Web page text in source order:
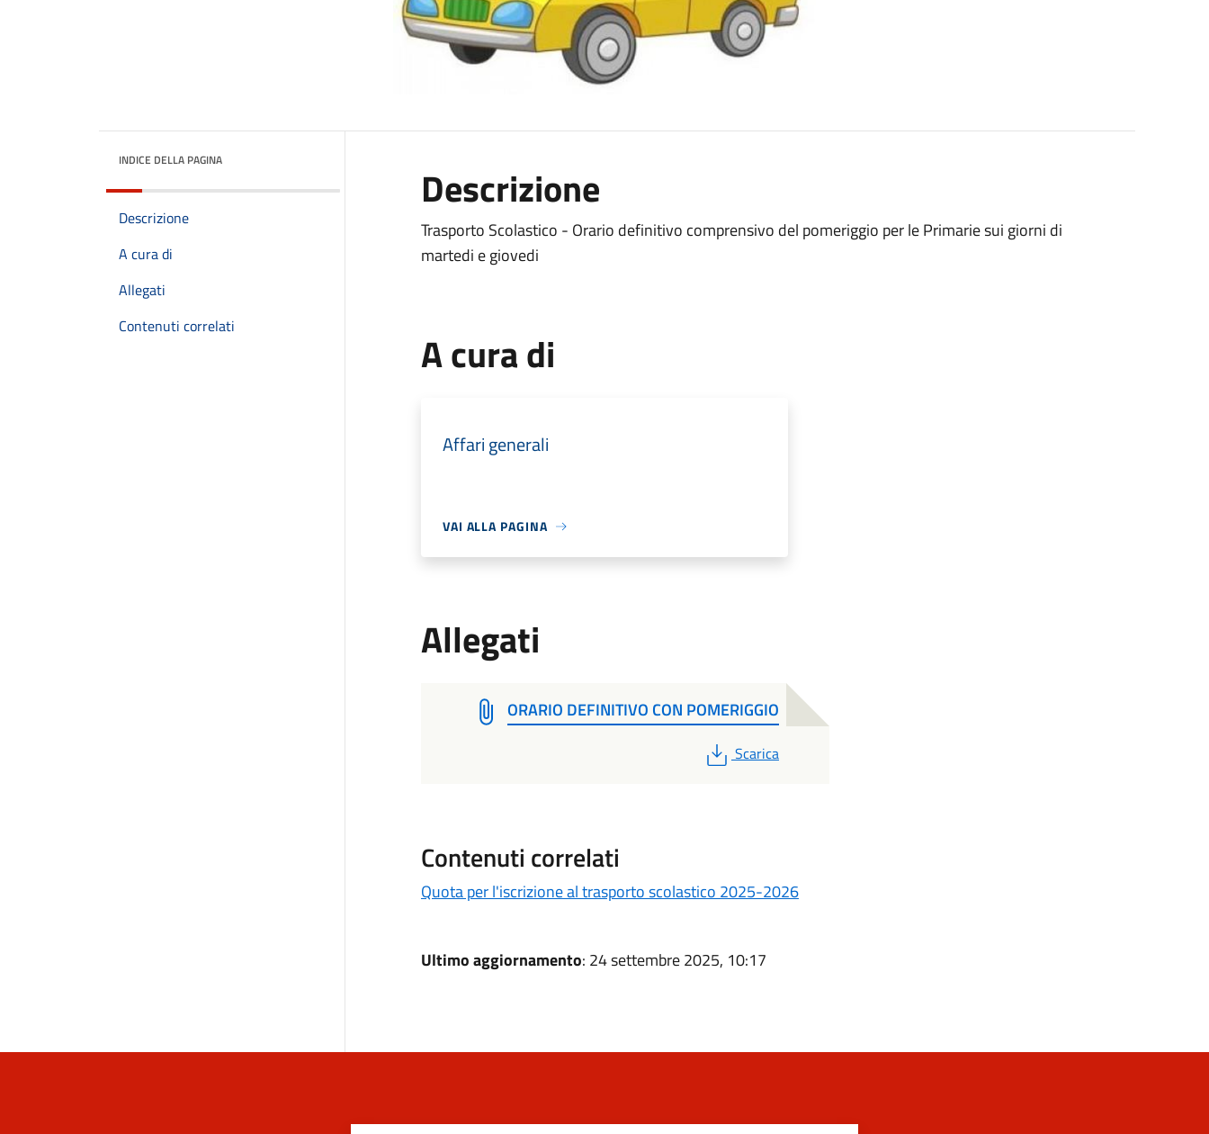
INDICE DELLA PAGINA
Descrizione
A cura di
Allegati
Contenuti correlati
Descrizione
Trasporto Scolastico - Orario definitivo comprensivo del pomeriggio per le Primarie sui giorni di
martedi e giovedi
A cura di
Affari generali
VAI ALLA PAGINA
Allegati
ORARIO DEFINITIVO CON POMERIGGIO
PDF
Scarica
Contenuti correlati
Quota per l'iscrizione al trasporto scolastico 2025-2026
Ultimo aggiornamento: 24 settembre 2025, 10:17